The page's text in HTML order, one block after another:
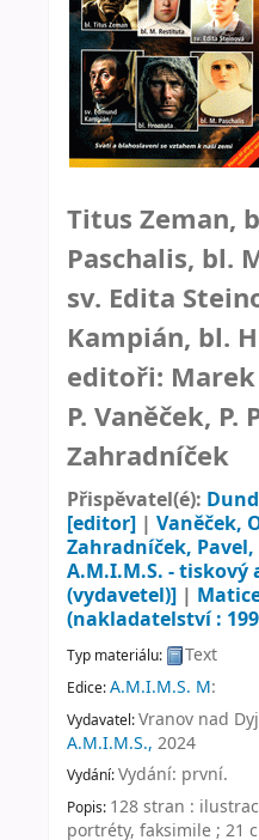
Titus Zeman,
Paschalis, bl.
sv. Edita
Kampián, bl.
editoři: Marek
P. Vaněček, P.
Zahradníček
Přispěvatel(é):
[editor] | Vaněček,
Zahradníček, Pavel,
A.M.I.M.S. - tiskový
(vydavetel)] |
(nakladatelství :
Typ materiálu: Text
Edice:A.M.I.M.S. M:
Vydavatel:Vranov nad
A.M.I.M.S., 2024
Vydání:Vydání: první.
Popis: 128 stran :
portréty, faksimile ; 21